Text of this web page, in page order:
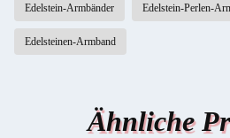
Edelstein-Armbänder Edelstein-Perlen-
Edelsteinen-Armband
Ähnliche